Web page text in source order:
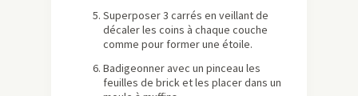
Superposer 3 carrés en veillant de
décaler les coins à chaque couche
comme pour former une étoile.
Badigeonner avec un pinceau les
feuilles de brick et les placer dans un